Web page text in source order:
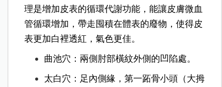
理是增加皮表的循環代謝功能，能讓皮膚微血
管循環增加，帶走囤積在體表的廢物，使得皮
表更加白裡透紅，氣色更佳。
曲池穴：兩側肘部橫紋外側的凹陷處。
太白穴：足內側緣，第一跖骨小頭（大拇